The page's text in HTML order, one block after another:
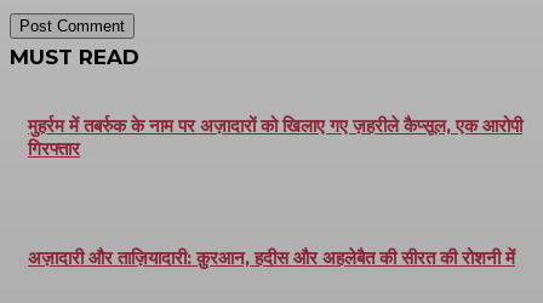
MUST READ
मुहर्रम में तबर्रुक के नाम पर अज़ादारों को खिलाए गए ज़हरीले कैप्सूल, एक आरोपी
गिरफ्तार
अज़ादारी और ताज़ियादारी: क़ुरआन, हदीस और अहलेबैत की सीरत की रोशनी में